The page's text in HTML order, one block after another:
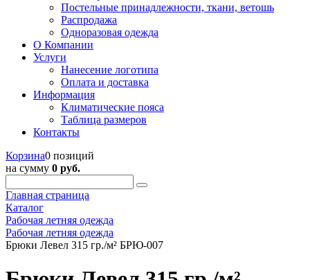
Постельные принадлежности, ткани, ветошь
Распродажа
Одноразовая одежда
О Компании
Услуги
Нанесение логотипа
Оплата и доставка
Информация
Климатические пояса
Таблица размеров
Контакты
Корзина0 позиций
на сумму 0 руб.
Главная страница
Каталог
Рабочая летняя одежда
Рабочая летняя одежда
Брюки Левел 315 гр./м² БРЮ-007